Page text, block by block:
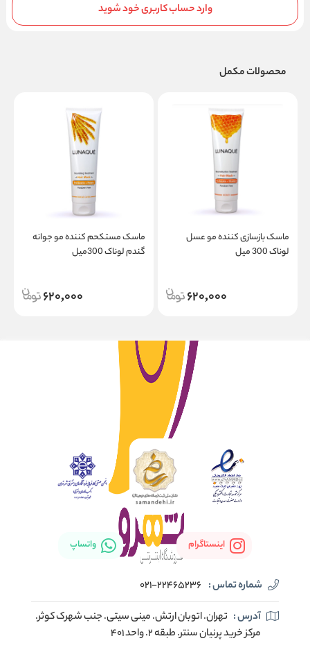
وارد حساب کاربری خود شوید
محصولات مکمل
ماسک بازسازی کننده مو عسل
لوناک 300 میل
620,000
ماسک مستکحم کننده مو جوانه
گندم لوناک 300میل
620,000
اینستاگرام واتساپ
شماره تماس : 021-22465236
آدرس : تهران. اتوبان ارتش. مینی سیتی. جنب شهرک کوثر.
مرکز خرید پرنیان سنتر. طبقه ۲. واحد ۴۰۱